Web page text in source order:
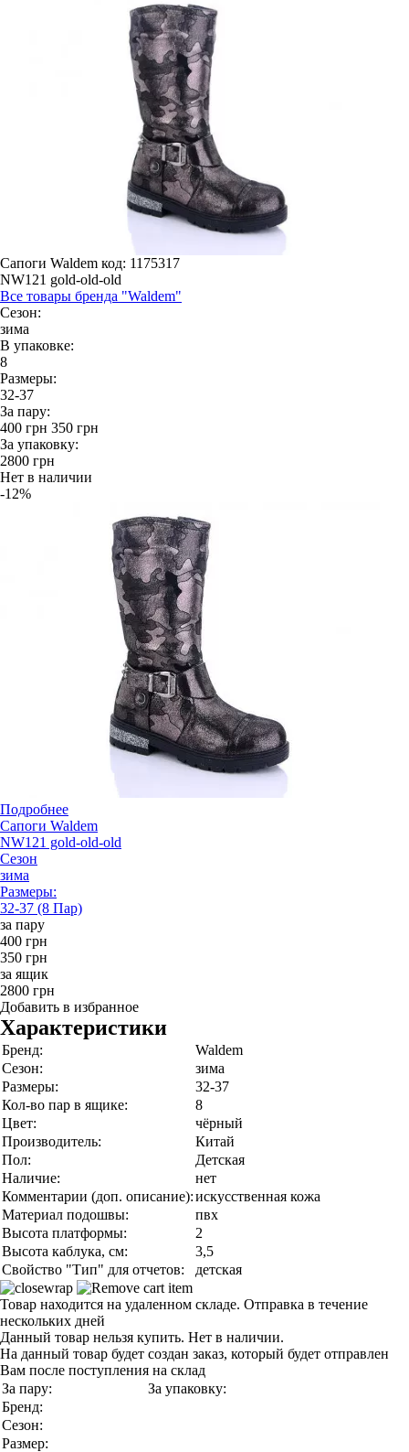
Сапоги Waldem код: 1175317
NW121 gold-old-old
Все товары бренда "Waldem"
Сезон:
зима
В упаковке:
8
Размеры:
32-37
За пару:
400 грн 350 грн
За упаковку:
2800 грн
Нет в наличии
-12%
Подробнее
Сапоги Waldem
NW121 gold-old-old
Сезон
зима
Размеры:
32-37 (8 Пар)
за пару
400 грн
350 грн
за ящик
2800 грн
Добавить в избранное
Характеристики
Бренд:
Waldem
Сезон:
зима
Размеры:
32-37
Кол-во пар в ящике:
8
Цвет:
чёрный
Производитель:
Китай
Пол:
Детская
Наличие:
нет
Комментарии (доп. описание):искусственная кожа
Материал подошвы:
пвх
Высота платформы:
2
Высота каблука, см:
3,5
Свойство "Тип" для отчетов:
детская
Товар находится на удаленном складе. Отправка в течение
нескольких дней
Данный товар нельзя купить. Нет в наличии.
На данный товар будет создан заказ, который будет отправлен
Вам после поступления на склад
За пару:
За упаковку:
Бренд:
Сезон:
Размер: